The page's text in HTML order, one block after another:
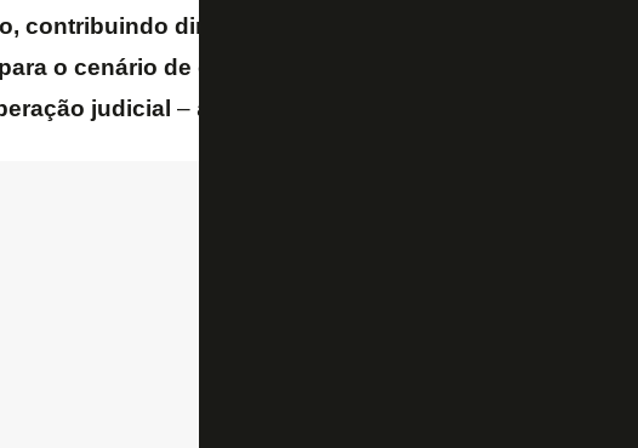
contribuindo diretamente para o agravamento da crise
o cenário de extrema fragilidade que tornou
judicial – afirmou a SAF, em nota.